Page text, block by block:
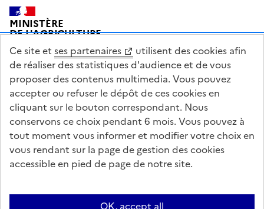
Pied de page
MINISTÈRE
DE L'AGRICULTURE
DE L'AGRO-ALIMENTAIRE
ET DE LA SOUVERAINETÉ
ALIMENTAIRE
legifrance.gouv.fr
info.gouv.fr
service-public.gouv.fr
data.gouv.fr
Questions fréquentes / Contacts
Informations publiques
Ce site et ses partenaires
utilisent des cookies afin
de réaliser des statistiques d'audience et de vous
proposer des contenus multimedia. Vous pouvez
accepter ou refuser le dépôt de ces cookies en
cliquant sur le bouton correspondant. Nous
conservons ce choix pendant 6 mois. Vous pouvez à
tout moment vous informer et modifier votre choix en
vous rendant sur la page de gestion des cookies
accessible en pied de page de notre site.
OK, accept all